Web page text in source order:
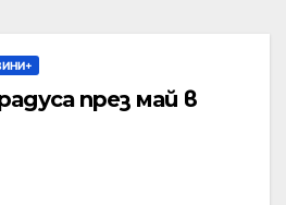
през май в